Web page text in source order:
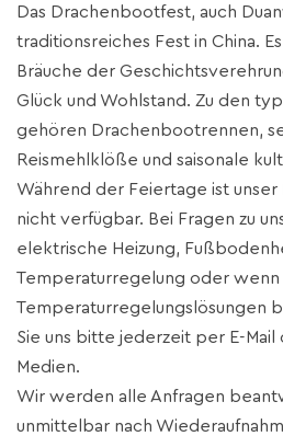
Das Drachenbootfest, auch
traditionsreiches Fest in China.
Bräuche der
Glück und Wohlstand. Zu den
gehören Drachenbootrennen,
Reismehlklöße und saisonale
Während der Feiertage ist
nicht verfügbar. Bei Fragen zu
elektrische Heizung,
Temperaturregelung oder wenn
Temperaturregelungslösungen
Sie uns bitte jederzeit per E-Mail
Medien.
Wir werden alle Anfragen
unmittelbar nach